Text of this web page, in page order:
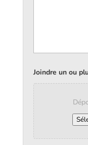
Joindre un ou